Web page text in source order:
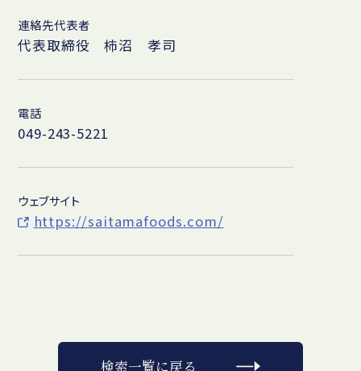
連絡先代表者
代表取締役 柿沼 孝司
電話
049-243-5221
ウェブサイト
https://saitamafoods.com/
検索一覧に戻る